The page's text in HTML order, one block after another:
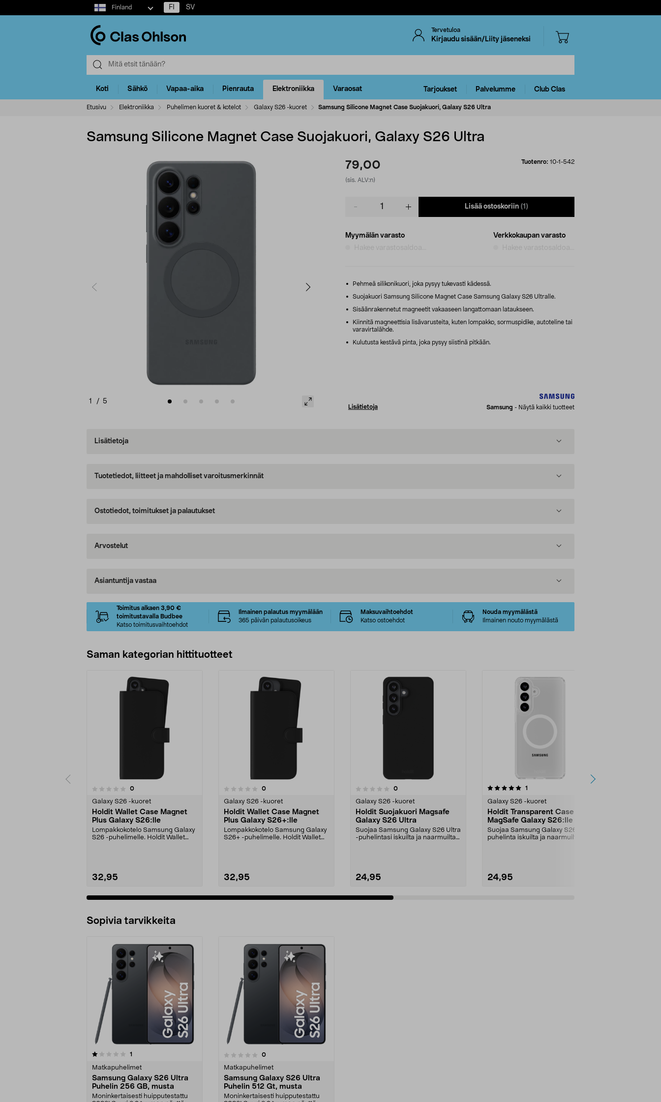
Select
market
Finland FI SV
Tervetuloa
Kirjaudu sisään/Liity jäseneksi
Koti Sähkö Vapaa-aika Pienrauta Elektroniikka Varaosat Tarjoukset Palvelumme Club Clas
Etusivu Elektroniikka Puhelimen kuoret & kotelot Galaxy S26 -kuoret Samsung Silicone Magnet Case Suojakuori, Galaxy S26 Ultra
Samsung Silicone Magnet Case Suojakuori, Galaxy S26 Ultra
1 / 5
79,00
(sis. ALV:n)
Tuotenro: 10-1-542
Lisää ostoskoriin (1)
Myymälän varasto
Hakee varastosaldoa...
Verkkokaupan varasto
Hakee varastosaldoa...
Pehmeä silikonikuori, joka pysyy tukevasti kädessä.
Suojakuori Samsung Silicone Magnet Case Samsung Galaxy S26 Ultralle.
Sisäänrakennetut magneetit vakaaseen langattomaan lataukseen.
Kiinnitä magneettisia lisävarusteita, kuten lompakko, sormuspidike, autoteline tai
varavirtalähde.
Kulutusta kestävä pinta, joka pysyy siistinä pitkään.
Lisätietoja Samsung - Näytä kaikki tuotteet
Lisätietoja
Tuotetiedot, liitteet ja mahdolliset varoitusmerkinnät
Ostotiedot, toimitukset ja palautukset
Arvostelut
Asiantuntija vastaa
Toimitus alkaen 3,90 €
toimitustavalla Budbee
Katso toimitusvaihtoehdot
Ilmainen palautus myymälään
365 päivän palautusoikeus
Maksuvaihtoehdot
Katso ostoehdot
Nouda myymälästä
Ilmainen nouto myymälästä
Saman kategorian hittituotteet
0arvostelut
Galaxy S26 -kuoret
Holdit Wallet Case Magnet
Plus Galaxy S26:lle
Lompakkokotelo Samsung Galaxy
S26 -puhelimelle. Holdit Wallet
32,95
0.0 viidestä
0arvostelut
Galaxy S26 -kuoret
Holdit Wallet Case Magnet
Plus Galaxy S26+:lle
Lompakkokotelo Samsung Galaxy
S26+ -puhelimelle. Holdit Wallet
32,95
0.0 viidestä
0arvostelut
Galaxy S26 -kuoret
Holdit Suojakuori Magsafe
Galaxy S26 Ultra
Suojaa Samsung Galaxy S26 Ultra
-puhelintasi iskuilta ja naarmuilta.
24,95
5.0 viidestä
1
Galaxy S26 -kuoret
Holdit Transparent Case
MagSafe Galaxy S26:lle
Suojaa Samsung Galaxy S26 -
puhelinta iskuilta ja naarmuilta.
24,95
5.0 viidestä
Sopivia tarvikkeita
1
Matkapuhelimet
Samsung Galaxy S26 Ultra
Puhelin 256 GB, musta
Moninkertaisesti huipputestattu
0.0 viidestä
0arvostelut
Matkapuhelimet
Samsung Galaxy S26 Ultra
Puhelin 512 Gt, musta
Moninkertaisesti huipputestattu